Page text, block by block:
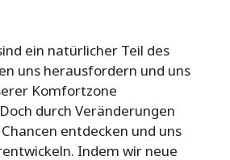
ein natürlicher Teil des
uns herausfordern und uns
Komfortzone
durch Veränderungen
entdecken und uns
Indem wir neue